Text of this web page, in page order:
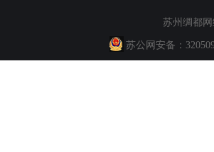
苏州绸都
苏公网安备：